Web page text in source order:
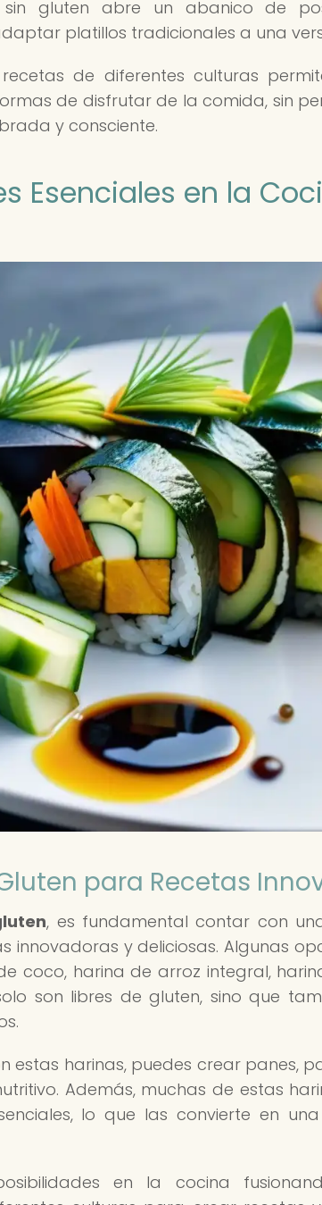
gluten abre un abanico de
platillos tradicionales a una
recetas de diferentes culturas
de disfrutar de la comida, sin
y consciente.
Esenciales en la
para Recetas
, es fundamental contar con
innovadoras y deliciosas. Algunas
coco, harina de arroz integral,
son libres de gluten, sino que
estas harinas, puedes crear panes,
Además, muchas de estas
lo que las convierte en
en la cocina